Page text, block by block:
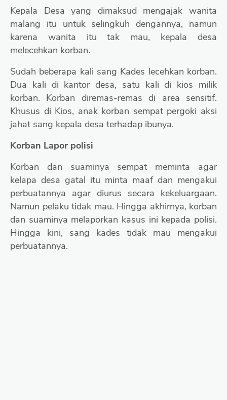
Kepala Desa yang dimaksud mengajak wanita
malang itu untuk selingkuh dengannya, namun
karena wanita itu tak mau, kepala desa
melecehkan korban.
Sudah beberapa kali sang Kades lecehkan korban.
Dua kali di kantor desa, satu kali di kios milik
korban. Korban diremas-remas di area sensitif.
Khusus di Kios, anak korban sempat pergoki aksi
jahat sang kepala desa terhadap ibunya.
Korban Lapor polisi
Korban dan suaminya sempat meminta agar
kelapa desa gatal itu minta maaf dan mengakui
perbuatannya agar diurus secara kekeluargaan.
Namun pelaku tidak mau. Hingga akhirnya, korban
dan suaminya melaporkan kasus ini kepada polisi.
Hingga kini, sang kades tidak mau mengakui
perbuatannya.